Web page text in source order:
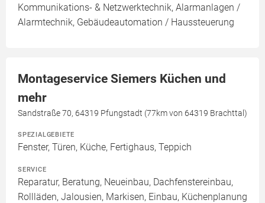
Kommunikations- & Netzwerktechnik, Alarmanlagen /
Alarmtechnik, Gebäudeautomation / Haussteuerung
Montageservice Siemers Küchen und
mehr
Sandstraße 70, 64319 Pfungstadt (77km von 64319 Brachttal)
SPEZIALGEBIETE
Fenster, Türen, Küche, Fertighaus, Teppich
SERVICE
Reparatur, Beratung, Neueinbau, Dachfenstereinbau,
Rollläden, Jalousien, Markisen, Einbau, Küchenplanung